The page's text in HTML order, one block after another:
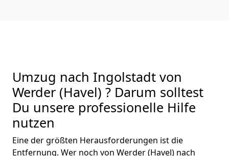
Umzug nach Ingolstadt von
Werder (Havel) ? Darum solltest
Du unsere professionelle Hilfe
nutzen
Eine der größten Herausforderungen ist die
Entfernung. Wer noch von Werder (Havel) nach